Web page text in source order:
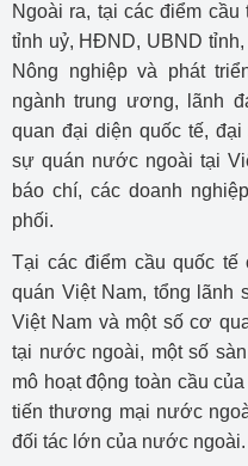
Ngoài ra, tại các điểm
tỉnh uỷ, HĐND, UBND
Nông nghiệp và phát
ngành trung ương, lãnh
quan đại diện quốc tế,
sự quán nước ngoài tại
báo chí, các doanh
phối.
Tại các điểm cầu quốc
quán Việt Nam, tổng lãnh
Việt Nam và một số cơ
tại nước ngoài, một số
mô hoạt động toàn cầu
tiến thương mại nước
đối tác lớn của nước ngoài.